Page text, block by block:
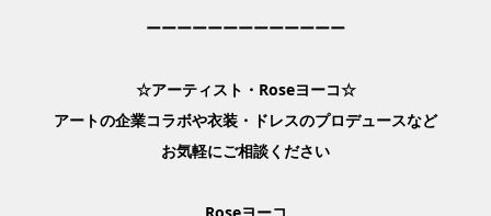
ーーーーーーーーーーーーー
☆アーティスト・Roseヨーコ☆
アートの企業コラボや衣装・ドレスのプロデュースなど
お気軽にご相談ください